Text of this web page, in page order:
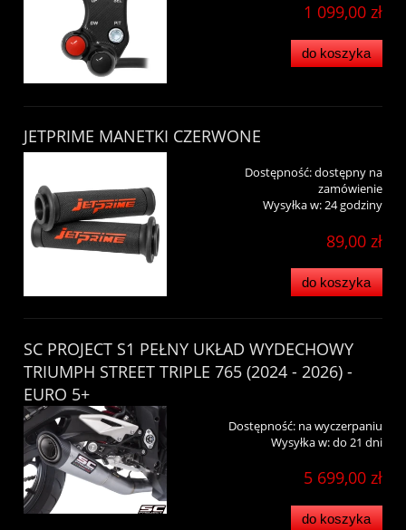
1 099,00 zł
do koszyka
JETPRIME MANETKI CZERWONE
Dostępność:dostępny na
zamówienie
Wysyłka w:24 godziny
89,00 zł
do koszyka
SC PROJECT S1 PEŁNY UKŁAD WYDECHOWY
TRIUMPH STREET TRIPLE 765 (2024 - 2026) -
EURO 5+
Dostępność: na wyczerpaniu
Wysyłka w:do 21 dni
5 699,00 zł
do koszyka